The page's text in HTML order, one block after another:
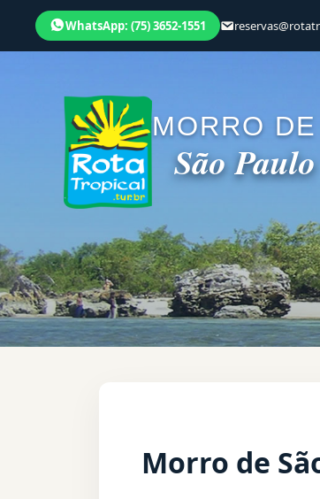
WhatsApp: (75) 3652-1551
MORRO DE
São Paulo
Morro de